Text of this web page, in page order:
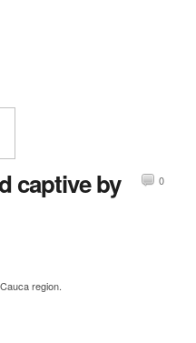
captive by
0
region.